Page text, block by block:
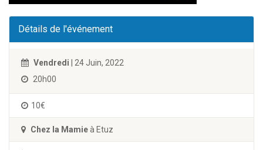
Détails de l'événement
Vendredi | 24 Juin, 2022
20h00
10€
Chez la Mamieà Etuz